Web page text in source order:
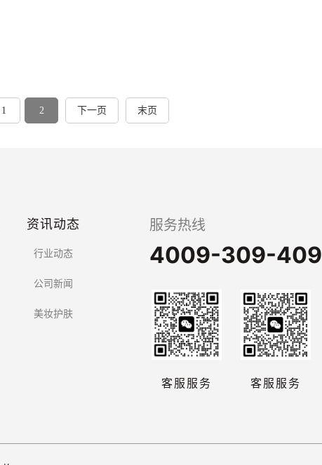
1 2 下一页 末页
资讯动态
行业动态
公司新闻
美妆护肤
服务热线
4009-309-409
客服服务 客服服务